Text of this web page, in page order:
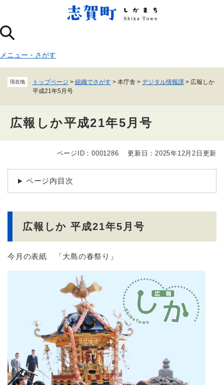
ジ
の
頭
で
メニューを飛ばして本文へ
メニュー ・ さがす
現在地 トップページ > 組織でさがす > 本庁舎 > デジタル情報課 > 広報しか
平成21年5月号
広報しか平成21年5月号
文
ページID：0001286 更新日：2025年12月2日更新
ページ内目次
広報しか 平成21年5月号
今月の表紙 「大島の春祭り」